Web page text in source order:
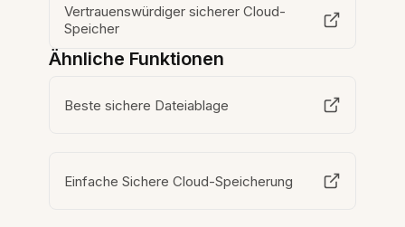
Vertrauenswürdiger sicherer Cloud-
Speicher
Ähnliche Funktionen
Beste sichere Dateiablage
Einfache Sichere Cloud-Speicherung